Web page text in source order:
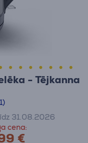
- Tējkanna
cena:
€
31.08.2026